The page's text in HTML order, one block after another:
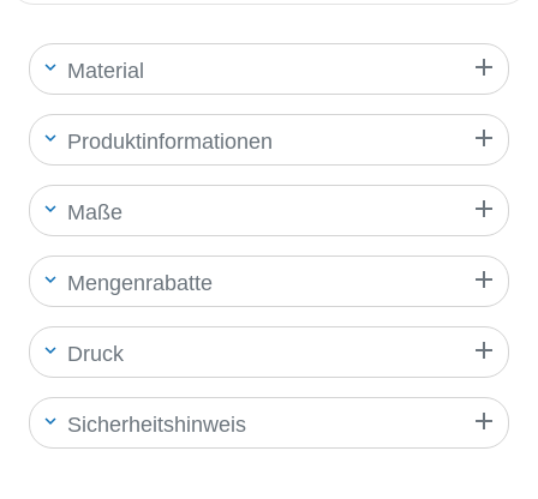
Material
Produktinformationen
Maße
Mengenrabatte
Druck
Sicherheitshinweis